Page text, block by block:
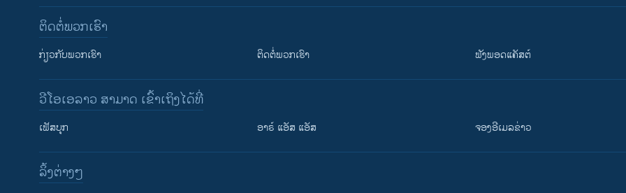
ຕິດຕາມພວກເຮົາ ທີ່
ຕິດຕໍ່ພວກເຮົາ
ກ່ຽວກັບພວກເຮົາ ຕິດຕໍ່ພວກເຮົາ ຟັງພອດແຄັສຕ໌
ວີໂອເອລາວ ສາມາດ ເຂົ້າເຖິງໄດ້ທີ່
ເຟັສບຸກ ອາຣ໌ ແອັສ ແອັສ ຈອງອີເມລຂ່າວ
​ລິ້ງ​ຕ່າງໆ